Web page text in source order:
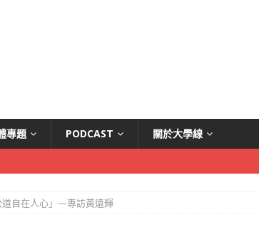
專題 PODCAST 關於大學線
道自在人心」—專訪黃遠輝